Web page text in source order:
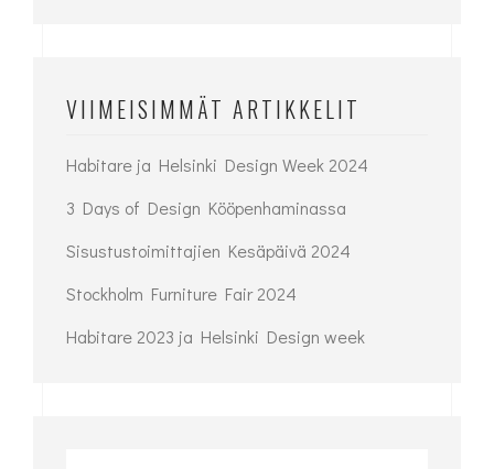
VIIMEISIMMÄT ARTIKKELIT
Habitare ja Helsinki Design Week 2024
3 Days of Design Kööpenhaminassa
Sisustustoimittajien Kesäpäivä 2024
Stockholm Furniture Fair 2024
Habitare 2023 ja Helsinki Design week